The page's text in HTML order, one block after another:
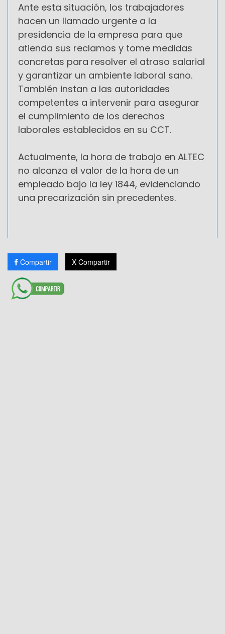
Ante esta situación, los trabajadores
hacen un llamado urgente a la
presidencia de la empresa para que
atienda sus reclamos y tome medidas
concretas para resolver el atraso salarial
y garantizar un ambiente laboral sano.
También instan a las autoridades
competentes a intervenir para asegurar
el cumplimiento de los derechos
laborales establecidos en su CCT.
Actualmente, la hora de trabajo en ALTEC
no alcanza el valor de la hora de un
empleado bajo la ley 1844, evidenciando
una precarización sin precedentes.
Compartir X Compartir